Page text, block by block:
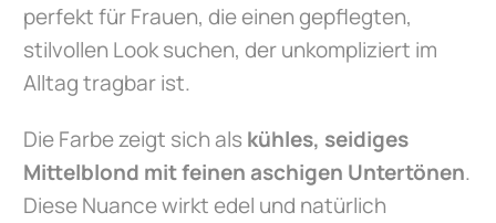
perfekt für Frauen, die einen gepflegten,
stilvollen Look suchen, der unkompliziert im
Alltag tragbar ist.
Die Farbe zeigt sich als kühles, seidiges
Mittelblond mit feinen aschigen Untertönen.
Diese Nuance wirkt edel und natürlich